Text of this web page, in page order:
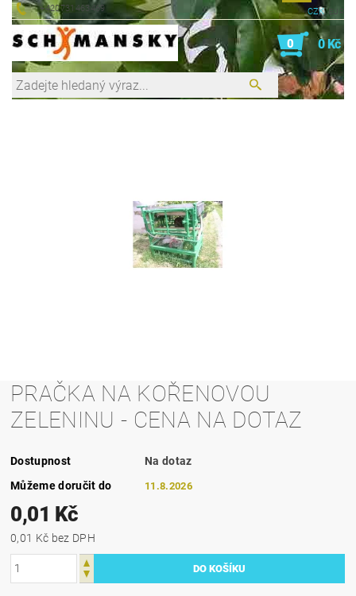
+420731463469 CZK EUR
0 0 Kč
PRAČKA NA KOŘENOVOU
ZELENINU - CENA NA DOTAZ
Dostupnost
Na dotaz
Můžeme doručit do
11.8.2026
0,01 Kč
0,01 Kč bez DPH